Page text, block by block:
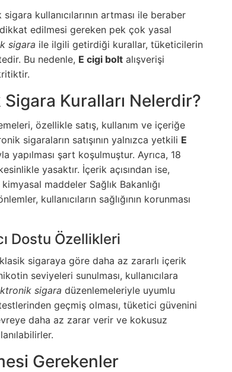
kullanıcılarının artması ile beraber
edilmesi gereken pek çok yasal
sigara ile ilgili getirdiği kurallar, tüketicilerin
Bu nedenle, E cigi bolt alışverişi
Sigara Kuralları Nelerdir?
özellikle satış, kullanım ve içeriğe
sigaraların satışının yalnızca yetkili E
yapılması şart koşulmuştur. Ayrıca, 18
yasaktır. İçerik açısından ise,
maddeler Sağlık Bakanlığı
kullanıcıların sağlığının korunması
Dostu Özellikleri
sigaraya göre daha az zararlı içerik
seviyeleri sunulması, kullanıcılara
sigara düzenlemeleriyle uyumlu
geçmiş olması, tüketici güvenini
daha az zarar verir ve kokusuz
Gerekenler